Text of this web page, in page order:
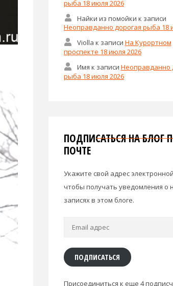
рыба 18 июля 2026
Найки из помойки к записи
Неоправданно дорогая рыба 18
Violla к записи На Курортном
проспекте 18 июля 2026
Имя к записи Неоправданно
рыба 18 июля 2026
ПОДПИСАТЬСЯ НА БЛОГ
ПОЧТЕ
Укажите свой адрес
чтобы получать уведомления о
записях в этом блоге.
ПОДПИСАТЬСЯ
Присоединиться к еще 4